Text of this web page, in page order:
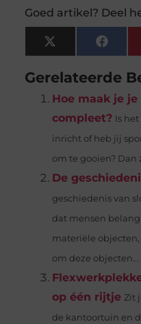
Goed artikel? Deel
X
(Twitter)
Gerelateerde
Hoe maak je
compleet? Is
inricht of heb jij
om te gooien? Dan
De
geschiedenis van
dat mensen
materiële
om deze objecten...
op één rijtje Zit
de kantoortuin en